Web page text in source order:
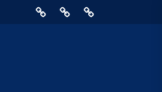
HomePrivacyAthirady